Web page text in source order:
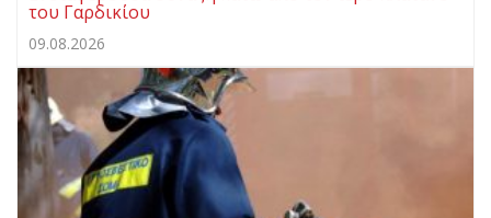
του Γαρδικίου
09.08.2026